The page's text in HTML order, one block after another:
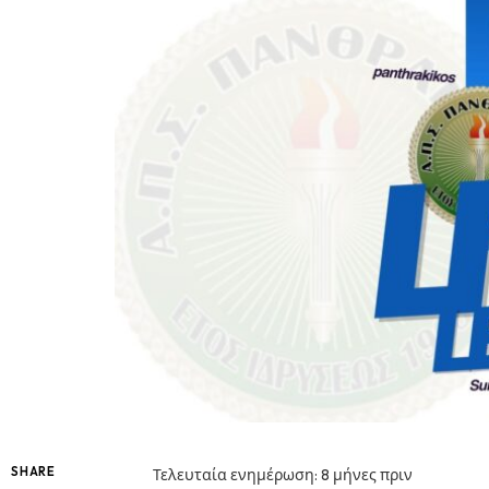
SHARE Τελευταία ενημέρωση: 8 μήνες πριν